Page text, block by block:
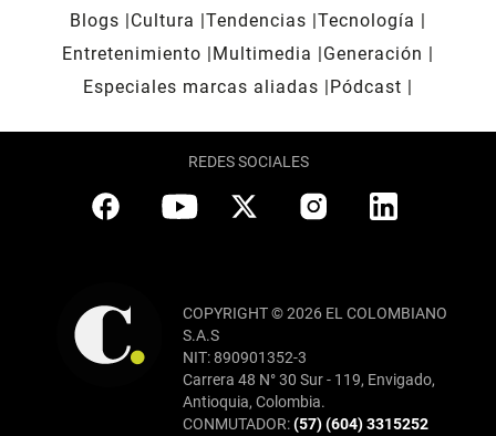
Blogs
Cultura Tendencias Tecnología
Entretenimiento
Multimedia
Generación
Especiales marcas aliadas
Pódcast
REDES SOCIALES
COPYRIGHT © 2026 EL COLOMBIANO
S.A.S
NIT: 890901352-3
Carrera 48 N° 30 Sur - 119, Envigado,
Antioquia, Colombia.
CONMUTADOR:(57) (604) 3315252